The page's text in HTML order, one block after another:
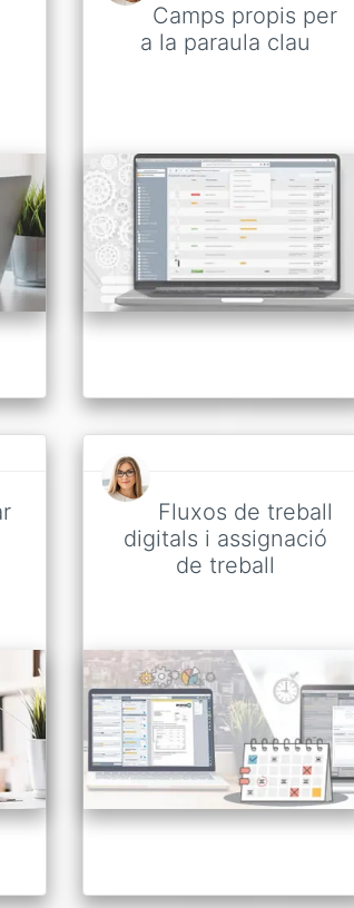
Camps propis per
a la paraula clau
Fluxos de treball
digitals i assignació
de treball